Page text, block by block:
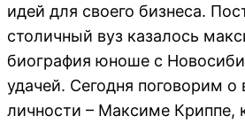
идей для своего бизнеса.
столичный вуз казалось
биография юноше с
удачей. Сегодня поговорим о
личности – Максиме Криппе,